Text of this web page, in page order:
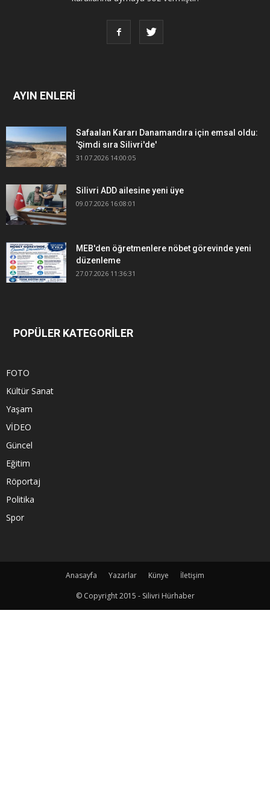
AYIN ENLERİ
Safaalan Kararı Danamandıra için emsal oldu:
'Şimdi sıra Silivri'de'
31.07.2026 14:00:05
Silivri ADD ailesine yeni üye
09.07.2026 16:08:01
MEB'den öğretmenlere nöbet görevinde yeni
düzenleme
27.07.2026 11:36:31
POPÜLER KATEGORİLER
FOTO
Kültür Sanat
Yaşam
VİDEO
Güncel
Eğitim
Röportaj
Politika
Spor
Anasayfa Yazarlar Künye
İletişim
© Copyright 2015 - Silivri Hürhaber